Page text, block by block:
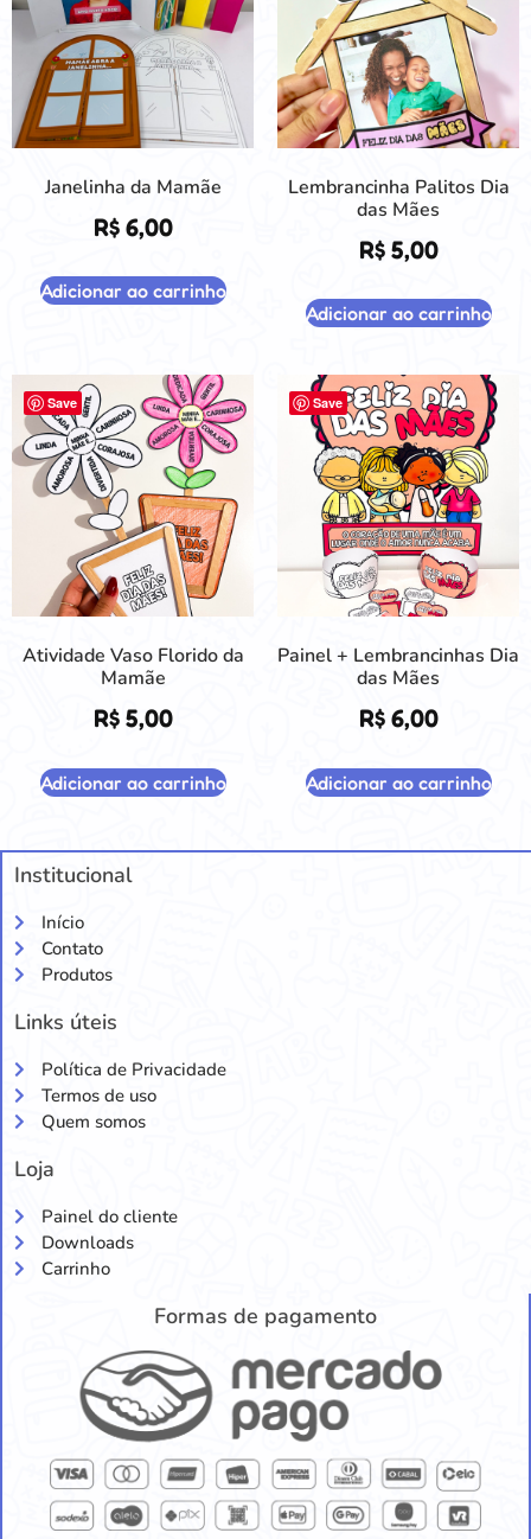
Janelinha da Mamãe
R$6,00
Adicionar ao carrinho
Lembrancinha Palitos Dia
das Mães
R$5,00
Adicionar ao carrinho
Save
Atividade Vaso Florido da
Mamãe
R$5,00
Adicionar ao carrinho
Save
Painel + Lembrancinhas Dia
das Mães
R$6,00
Adicionar ao carrinho
Institucional
Início
Contato
Produtos
Links úteis
Política de Privacidade
Termos de uso
Quem somos
Loja
Painel do cliente
Downloads
Carrinho
Formas de pagamento